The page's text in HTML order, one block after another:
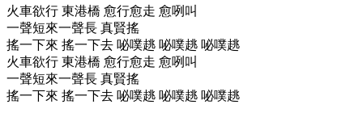
火車欲行 東港橋 愈行愈走 愈咧叫
一聲短來一聲長 真賢搖
搖一下來 搖一下去 咇噗趒 咇噗趒 咇噗趒
火車欲行 東港橋 愈行愈走 愈咧叫
一聲短來一聲長 真賢搖
搖一下來 搖一下去 咇噗趒 咇噗趒 咇噗趒